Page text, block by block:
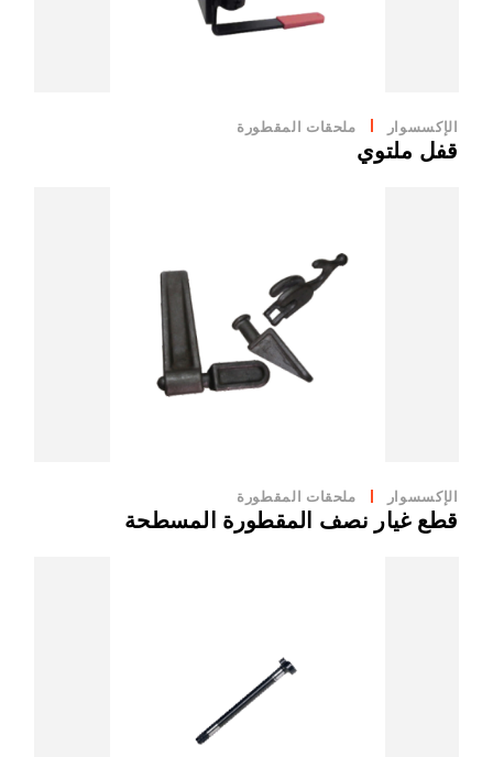
الإكسسوار ملحقات المقطورة
قفل ملتوي
الإكسسوار ملحقات المقطورة
قطع غيار نصف المقطورة المسطحة